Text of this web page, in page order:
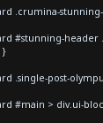
.crumina-
#stunning-
}
.single-post-
#main > div.ui-